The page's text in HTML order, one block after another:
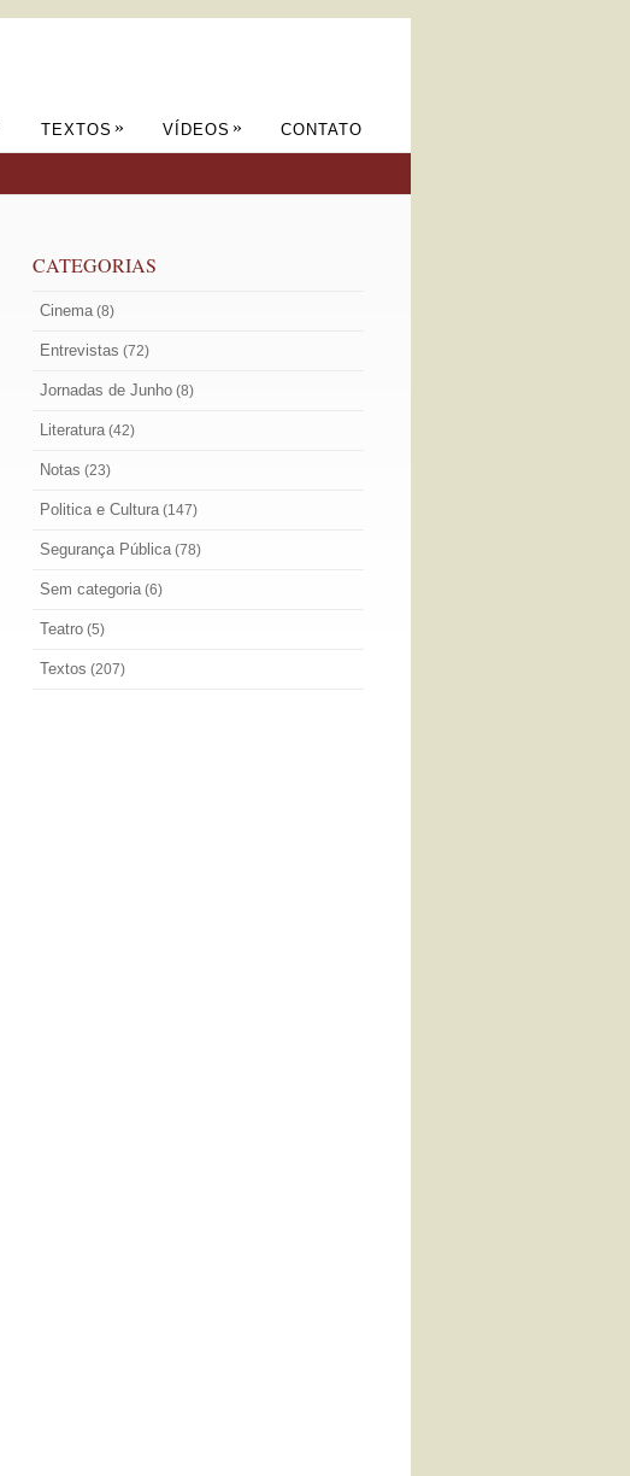
TEXTOS » VÍDEOS » CONTATO
CATEGORIAS
Cinema(8)
Entrevistas (72)
Jornadas de Junho (8)
Literatura(42)
Notas (23)
Politica e Cultura(147)
Segurança Pública(78)
Sem categoria(6)
Teatro (5)
Textos (207)